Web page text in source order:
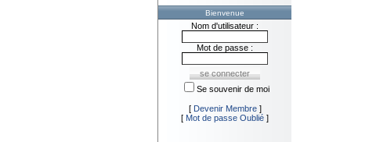
Bienvenue
Nom d'utilisateur :
Mot de passe :
Se souvenir de moi
[ Devenir Membre]
[ Mot de passe Oublié ]